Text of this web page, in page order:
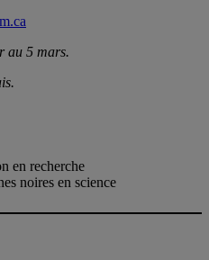
au 5 mars.
en recherche
noires en science